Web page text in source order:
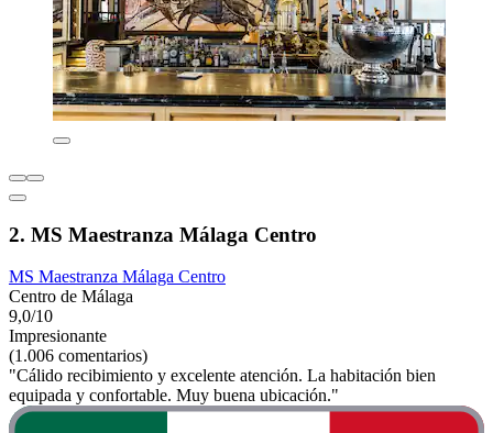
2. MS Maestranza Málaga Centro
MS Maestranza Málaga Centro
Centro de Málaga
9,0/10
Impresionante
(1.006 comentarios)
"Cálido recibimiento y excelente atención. La habitación bien
equipada y confortable. Muy buena ubicación."